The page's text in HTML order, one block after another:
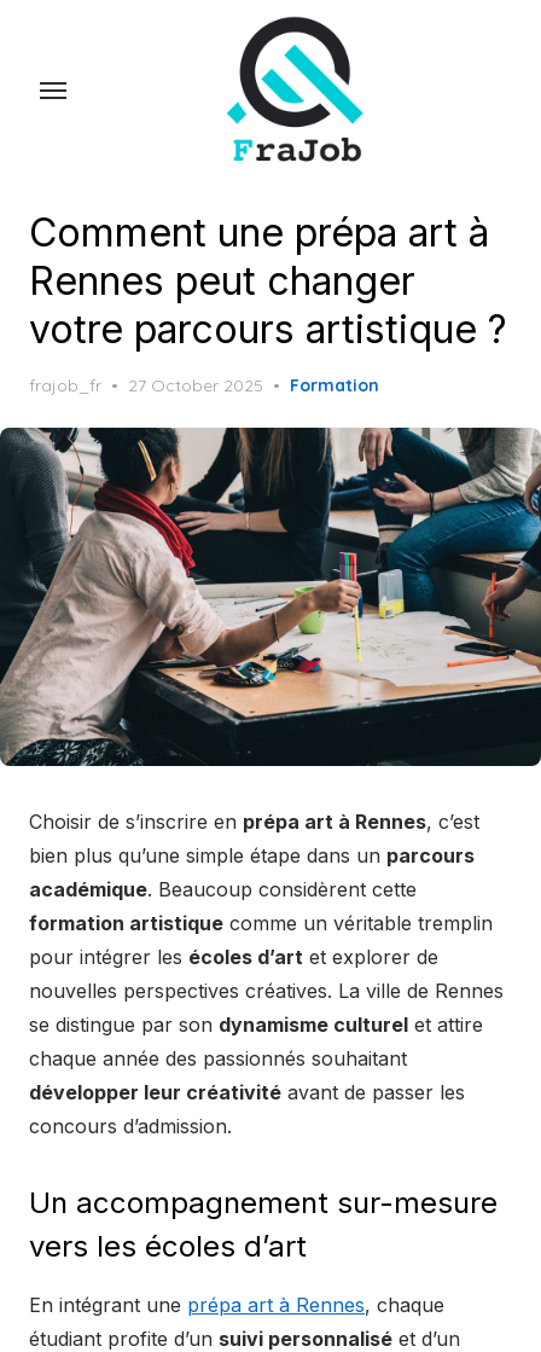
Comment une prépa art à
Rennes peut changer
votre parcours artistique ?
frajob_fr
Posted
27 October 2025 Formation
Choisir de s’inscrire en prépa art à Rennes, c’est
bien plus qu’une simple étape dans un parcours
académique. Beaucoup considèrent cette
formation artistique comme un véritable tremplin
pour intégrer les écoles d’art et explorer de
nouvelles perspectives créatives. La ville de Rennes
se distingue par son dynamisme culturel et attire
chaque année des passionnés souhaitant
développer leur créativité avant de passer les
concours d’admission.
Un accompagnement sur-mesure
vers les écoles d’art
En intégrant une prépa art à Rennes, chaque
étudiant profite d’un suivi personnalisé et d’un